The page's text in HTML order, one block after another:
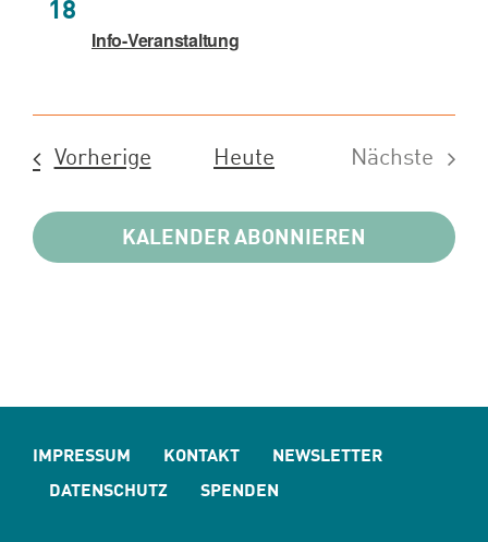
18
Info-Veranstaltung
VorherigeVeranstaltungen
Heute
Nächste
KALENDER ABONNIEREN
IMPRESSUM KONTAKT
NEWSLETTER
DATENSCHUTZ
SPENDEN